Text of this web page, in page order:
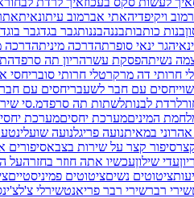
ויקיפדיהאתי אברמוב עיתונאית
בנות כותבותבננהבננותגבר בגדגבר בוגד
הגר ינאי סופרתהדרכה מיניתהדרכה
נשיתהפסקת עשרהריון תה סרפד
חרותי דה מרקרטלי חרותי סובריחסי
יחסים עם חבר לשעבריחסים עם
לרדת לבנותלשתות תה סרפדמ.סי
המיניםמערכת יחסיםמערכת
אהרוני במאיתנועה פריגלנועה שועלינטע
סיפור קצר על שירות בצבאסיפורים
עדי שילוןעכשיו אתה חוזר בחזרהעל
ציטוטים נשיםציטוטים פמיניסטיים
שירי רברשירי רבר פריאנטשירלי